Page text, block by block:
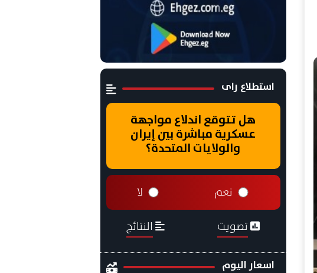
استطلاع راى
هل تتوقع اندلاع مواجهة
عسكرية مباشرة بين إيران
والولايات المتحدة؟
نعم لا
تصويت النتائج
اسعار اليوم